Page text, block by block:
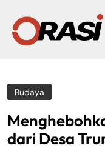
Budaya
dari Desa